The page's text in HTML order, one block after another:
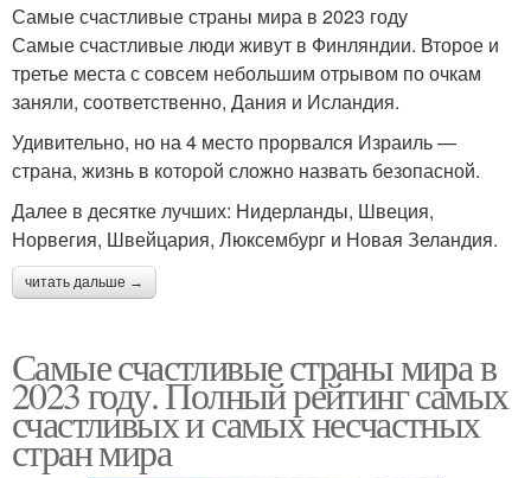
Самые счастливые страны мира в 2023 году
Самые счастливые люди живут в Финляндии. Второе и
третье места с совсем небольшим отрывом по очкам
заняли, соответственно, Дания и Исландия.
Удивительно, но на 4 место прорвался Израиль —
страна, жизнь в которой сложно назвать безопасной.
Далее в десятке лучших: Нидерланды, Швеция,
Норвегия, Швейцария, Люксембург и Новая Зеландия.
читать дальше →
Самые счастливые страны мира в
2023 году. Полный рейтинг самых
счастливых и самых несчастных
стран мира